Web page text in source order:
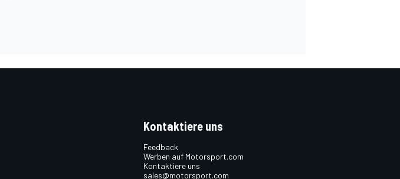
Kontaktiere uns
Feedback
Werben auf Motorsport.com
Kontaktiere uns
sales@motorsport.com